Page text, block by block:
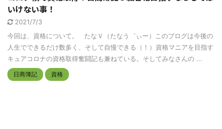
いけない事！
2021/7/3
今回は、資格について。 たなＶ（たなう゛ぃー）このブログは今後の
人生でできるだけ数多く、そして自慢できる（！）資格マニアを目指す
キュアコロナの資格取得奮闘記も兼ねている。そしてみなさんの ...
日商簿記 資格